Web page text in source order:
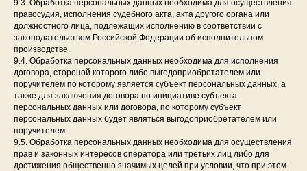
9.3. Обработка персональных данных необходима для осуществления
правосудия, исполнения судебного акта, акта другого органа или
должностного лица, подлежащих исполнению в соответствии с
законодательством Российской Федерации об исполнительном
производстве.
9.4. Обработка персональных данных необходима для исполнения
договора, стороной которого либо выгодоприобретателем или
поручителем по которому является субъект персональных данных, а
также для заключения договора по инициативе субъекта
персональных данных или договора, по которому субъект
персональных данных будет являться выгодоприобретателем или
поручителем.
9.5. Обработка персональных данных необходима для осуществления
прав и законных интересов оператора или третьих лиц либо для
достижения общественно значимых целей при условии, что при этом
Каталог
Доставка и оплата